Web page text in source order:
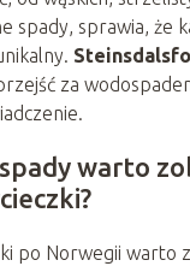
spady, sprawia, że
za
warto
po Norwegii warto